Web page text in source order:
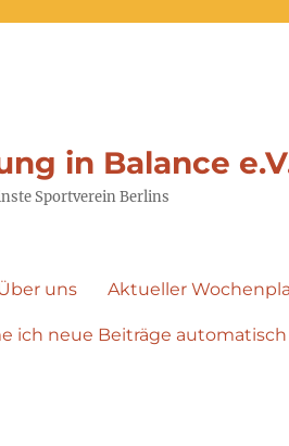
in Balance
Sportverein Berlins
uns Aktueller
ich neue Beiträge automatisch